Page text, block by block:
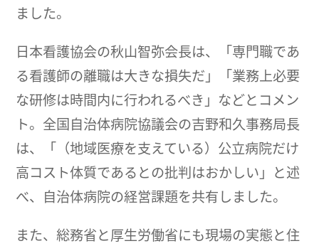
ました。
日本看護協会の秋山智弥会長は、「専門職であ
る看護師の離職は大きな損失だ」「業務上必要
な研修は時間内に行われるべき」などとコメン
ト。全国自治体病院協議会の吉野和久事務局長
は、「（地域医療を支えている）公立病院だけ
高コスト体質であるとの批判はおかしい」と述
べ、自治体病院の経営課題を共有しました。
また、総務省と厚生労働省にも現場の実態と住